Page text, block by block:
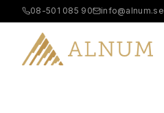
08-501 085 90 info@alnum.se